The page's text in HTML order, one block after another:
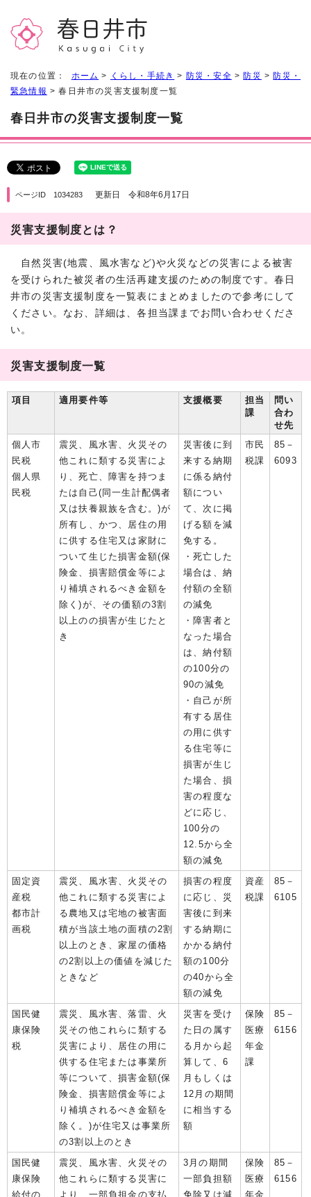
現在の位置： ホーム > くらし・手続き > 防災・安全 >防災 >防災・
緊急情報 > 春日井市の災害支援制度一覧
春日井市の災害支援制度一覧
ページID 1034283 更新日 令和8年6月17日
災害支援制度とは？
自然災害(地震、風水害など)や火災などの災害による被害
を受けられた被災者の生活再建支援のための制度です。春日
井市の災害支援制度を一覧表にまとめましたので参考にして
ください。なお、詳細は、各担当課までお問い合わせくださ
い。
災害支援制度一覧
項目 適用要件等 支援概要
担当
課
問い
合わ
せ先
個人市
民税
個人県
民税
震災、風水害、火災その
他これに類する災害によ
り、死亡、障害を持つま
たは自己(同一生計配偶者
又は扶養親族を含む。)が
所有し、かつ、居住の用
に供する住宅又は家財に
ついて生じた損害金額(保
険金、損害賠償金等によ
り補填されるべき金額を
除く)が、その価額の3割
以上のの損害が生じたと
き
災害後に到
来する納期
に係る納付
額につい
て、次に掲
げる額を減
免する。
・死亡した
場合は、納
付額の全額
の減免
・障害者と
なった場合
は、納付額
の100分の
90の減免
・自己が所
有する居住
の用に供す
る住宅等に
損害が生じ
た場合、損
害の程度な
どに応じ、
100分の
12.5から全
額の減免
市民
税課
85－
6093
固定資
産税
都市計
画税
震災、風水害、火災その
他これに類する災害によ
る農地又は宅地の被害面
積が当該土地の面積の2割
以上のとき、家屋の価格
の2割以上の価値を減じた
ときなど
損害の程度
に応じ、災
害後に到来
する納期に
かかる納付
額の100分
の40から全
額の減免
資産
税課
85－
6105
国民健
康保険
税
震災、風水害、落雷、火
災その他これらに類する
災害により、居住の用に
供する住宅または事業所
等について、損害金額(保
険金、損害賠償金等によ
り補填されるべき金額を
除く。)が住宅又は事業所
の3割以上のとき
災害を受け
た日の属す
る月から起
算して、6
月もしくは
12月の期間
に相当する
額
保険
医療
年金
課
85－
6156
国民健
康保険
給付の
震災、風水害、火災その
他これらに類する災害に
より、一部負担金の支払
3月の期間
一部負担額
免除又は減
保険
医療
年金
85－
6156